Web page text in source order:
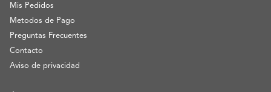
Mis Pedidos
Metodos de Pago
Preguntas Frecuentes
Contacto
Aviso de privacidad